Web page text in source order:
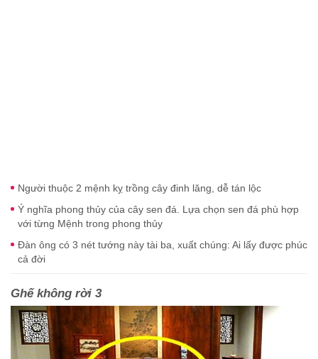
Người thuộc 2 mệnh kỵ trồng cây đinh lăng, dễ tán lộc
Ý nghĩa phong thủy của cây sen đá. Lựa chọn sen đá phù hợp
với từng Mệnh trong phong thủy
Đàn ông có 3 nét tướng này tài ba, xuất chúng: Ai lấy được phúc
cả đời
Ghế không rời 3